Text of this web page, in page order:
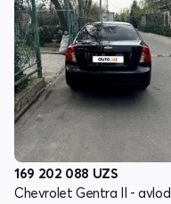
169 202 088 UZS
Chevrolet Gentra II - avlod